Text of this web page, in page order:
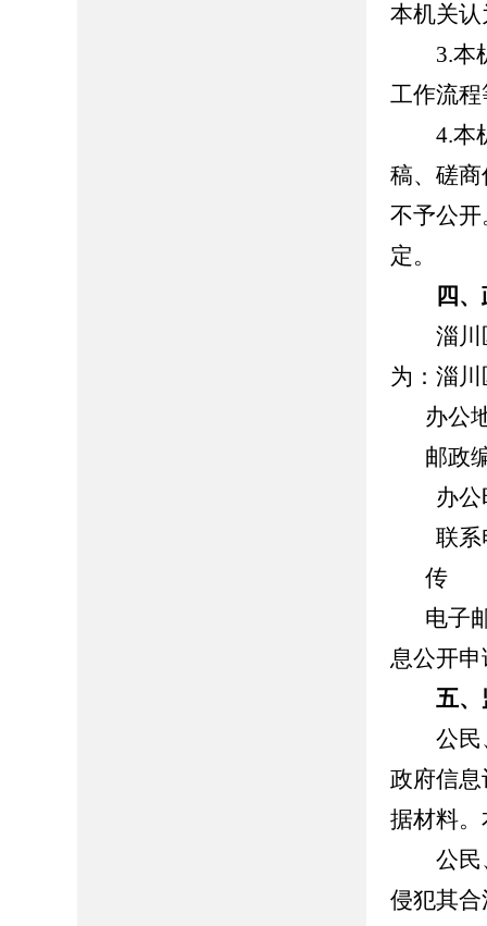
本机关
3.本机
工作流
4.本机
稿、磋
不予公
定。
四、
淄川区
为：淄
办公
邮政
办公时
联系电
传
电子
息公开
五、
公民、
政府信
据材料
公民、
侵犯其